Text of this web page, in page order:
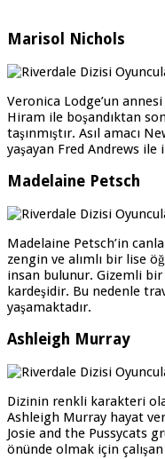
Marisol Nichols
Veronica Lodge’un annesi
Hiram ile boşandıktan
taşınmıştır. Asıl amacı
yaşayan Fred Andrews
Madelaine Petsch
Madelaine Petsch’in
zengin ve alımlı bir lise
insan bulunur. Gizemli bir
kardeşidir. Bu nedenle
yaşamaktadır.
Ashleigh Murray
Dizinin renkli karakteri
Ashleigh Murray hayat
Josie and the Pussycats
önünde olmak için çalışan